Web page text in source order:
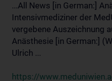
...All News [in German:]
Intensivmediziner der
vergebene Auszeichnung
Anästhesie [in German:]
Ulrich ...
https://